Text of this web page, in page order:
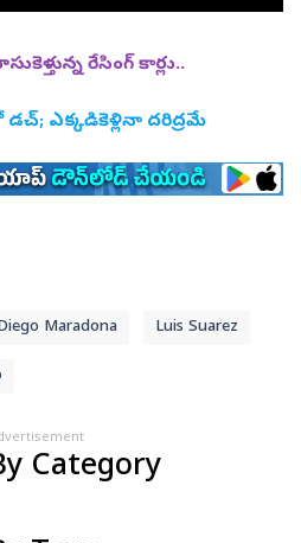
రేసింగ్‌ కార్లు..
ఎక్కడికెళ్లినా దరిద్రమే
Maradona Luis Suarez
Category